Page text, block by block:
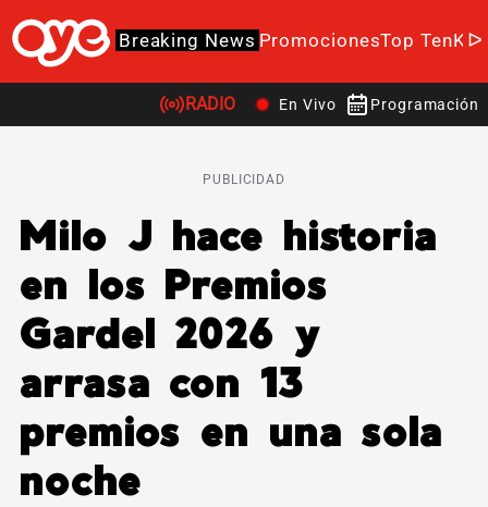
Breaking News PromocionesTop TenK-
RADIO En Vivo Programación
PUBLICIDAD
Milo J hace historia
en los Premios
Gardel 2026 y
arrasa con 13
premios en una sola
noche